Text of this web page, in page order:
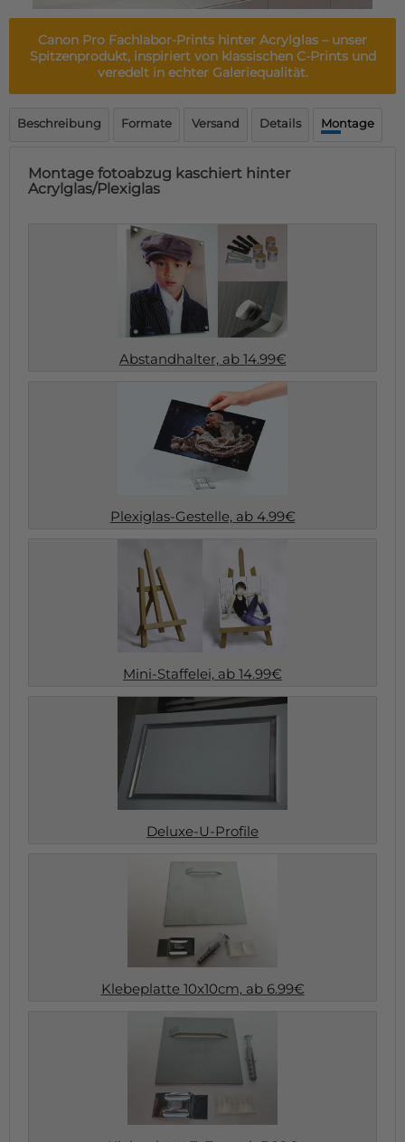
Custom skateboard deck
Über uns
Lieferzeiten
WhatsApp
Impressum
Canon Pro Fachlabor-Prints hinter Acrylglas – unser
Spitzenprodukt, inspiriert von klassischen C-Prints und
veredelt in echter Galeriequalität.
Beschreibung Formate Versand Details Montage
Montage fotoabzug kaschiert hinter
Acrylglas/Plexiglas
Abstandhalter, ab 14.99€
Plexiglas-Gestelle, ab 4.99€
Mini-Staffelei, ab 14.99€
Deluxe-U-Profile
Klebeplatte 10x10cm, ab 6.99€